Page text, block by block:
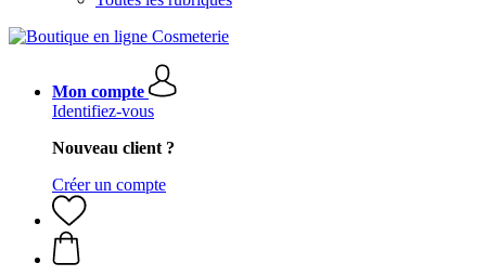
Mon compte
Identifiez-vous
Nouveau client ?
Créer un compte